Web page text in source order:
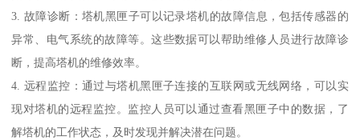
3. 故障诊断：塔机黑匣子可以记录塔机的故障信息，包括传感器的
异常、电气系统的故障等。这些数据可以帮助维修人员进行故障诊
断，提高塔机的维修效率。
4. 远程监控：通过与塔机黑匣子连接的互联网或无线网络，可以实
现对塔机的远程监控。监控人员可以通过查看黑匣子中的数据，了
解塔机的工作状态，及时发现并解决潜在问题。